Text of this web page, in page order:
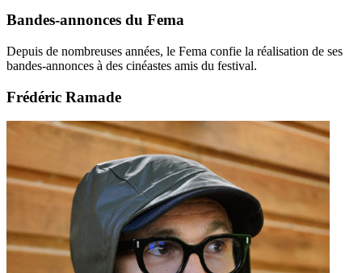
Bandes-annonces du Fema
Depuis de nombreuses années, le Fema confie la réalisation de ses
bandes-annonces à des cinéastes amis du festival.
Frédéric Ramade